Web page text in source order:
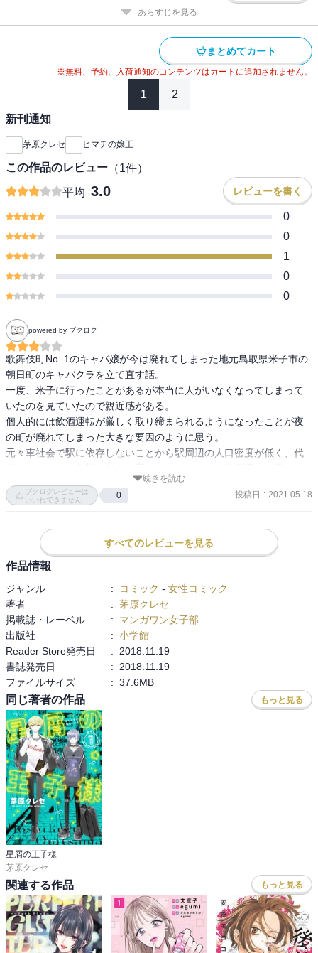
あらすじを見る
まとめてカート
※無料、予約、入荷通知のコンテンツはカートに追加されません。
1 2
新刊通知
茅原クレセ ヒマチの嬢王
この作品のレビュー （1件）
平均 3.0 レビューを書く
0
0
1
0
0
powered by ブクログ
歌舞伎町No. 1のキャバ嬢が今は廃れてしまった地元鳥取県米子市の
朝日町のキャバクラを立て直す話。
一度、米子に行ったことがあるが本当に人がいなくなってしまって
いたのを見ていたので親近感がある。
個人的には飲酒運転が厳しく取り締まられるようになったことが夜
の町が廃れてしまった大きな要因のように思う。
元々車社会で駅に依存しないことから駅周辺の人口密度が低く、代
なったら必然的に飲みに行くこと自体が少なくなってしまうから
だ。
し、車で行けるので流行る。
お酒も飲まないし。
なのでとても難しいことだとは思いますがここからどのような方法
2巻以降は大箱のお店に挑むようで気になります。
続きを読む
ブクログレビューは
いいねできません
0 投稿日 : 2021.05.18
すべてのレビューを見る
作品情報
ジャンル : コミック - 女性コミック
著者
: 茅原クレセ
掲載誌・レーベル
:
マンガワン女子部
出版社
: 小学館
Reader Store発売日
:
2018.11.19
書誌発売日
:
2018.11.19
ファイルサイズ
: 37.6MB
同じ著者の作品 もっと見る
星屑の王子様
茅原クレセ
関連する作品 もっと見る